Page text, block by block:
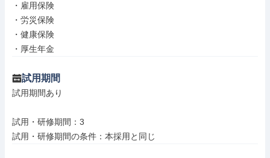
・雇用保険
・労災保険
・健康保険
・厚生年金
試用期間
試用期間あり
試用・研修期間：3